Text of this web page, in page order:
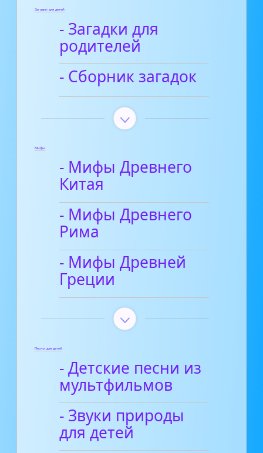
Загадки для детей
- Загадки для
родителей
- Сборник загадок
Мифы
- Мифы Древнего
Китая
- Мифы Древнего
Рима
- Мифы Древней
Греции
Песни для детей
- Детские песни из
мультфильмов
- Звуки природы
для детей